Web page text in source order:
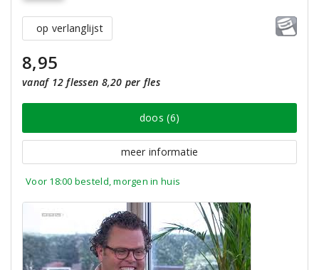
op verlanglijst
8,95
vanaf 12 flessen 8,20 per fles
doos (6)
meer informatie
Voor 18:00 besteld, morgen in huis